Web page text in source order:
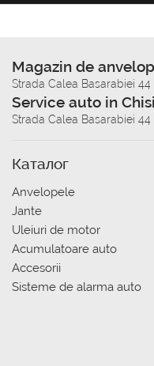
Magazin de
Strada Calea Basarabiei 44
Service auto in
Strada Calea Basarabiei 44
Каталог
Anvelopele
Jante
Uleiuri de motor
Acumulatoare auto
Accesorii
Sisteme de alarma auto